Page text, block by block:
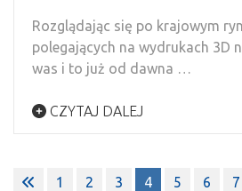
Rozglądając się po krajowym
polegających na wydrukach 3D
was i to już od dawna …
CZYTAJ DALEJ
Stronicowanie
1 2 3 4 5 6 7